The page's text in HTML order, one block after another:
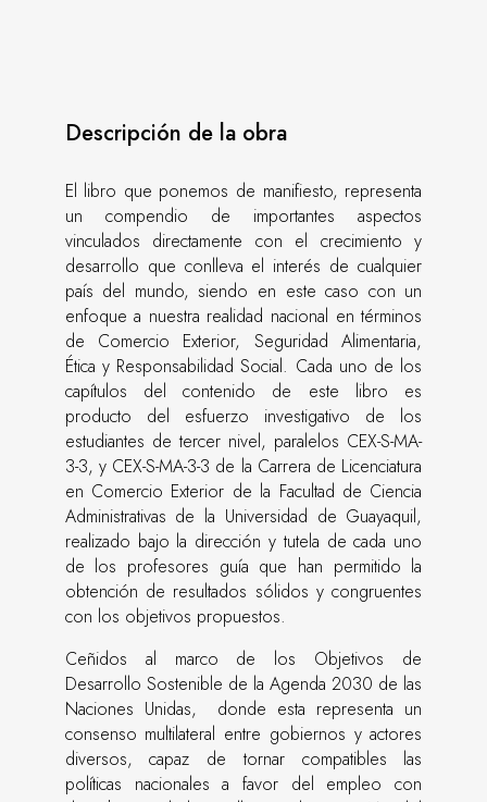
Descripción de la obra
El libro que ponemos de manifiesto, representa
un compendio de importantes aspectos
vinculados directamente con el crecimiento y
desarrollo que conlleva el interés de cualquier
país del mundo, siendo en este caso con un
enfoque a nuestra realidad nacional en términos
de Comercio Exterior, Seguridad Alimentaria,
Ética y Responsabilidad Social. Cada uno de los
capítulos del contenido de este libro es
producto del esfuerzo investigativo de los
estudiantes de tercer nivel, paralelos CEX-S-MA-
3-3, y CEX-S-MA-3-3 de la Carrera de Licenciatura
en Comercio Exterior de la Facultad de Ciencia
Administrativas de la Universidad de Guayaquil,
realizado bajo la dirección y tutela de cada uno
de los profesores guía que han permitido la
obtención de resultados sólidos y congruentes
con los objetivos propuestos.
Ceñidos al marco de los Objetivos de
Desarrollo Sostenible de la Agenda 2030 de las
Naciones Unidas, donde esta representa un
consenso multilateral entre gobiernos y actores
diversos, capaz de tornar compatibles las
políticas nacionales a favor del empleo con